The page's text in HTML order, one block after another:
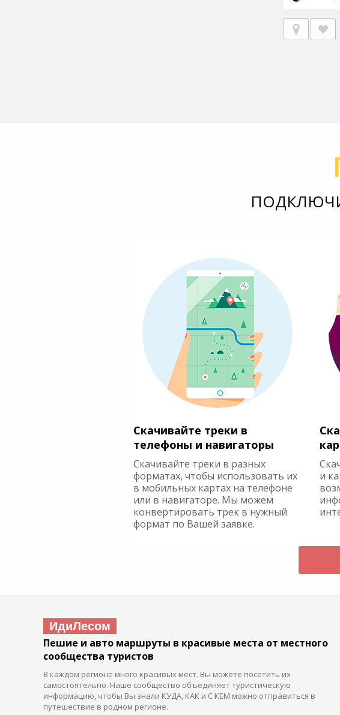
Скачивайте треки в
телефоны и навигаторы
Скачивайте треки в разных
форматах, чтобы использовать их
в мобильных картах на телефоне
или в навигаторе. Мы можем
конвертировать трек в нужный
формат по Вашей заявке.
и
ИдиЛесом
Пешие и авто маршруты в красивые места от местного
сообщества туристов
В каждом регионе много красивых мест. Вы можете посетить их
самостоятельно. Наше сообщество объединяет туристическую
информацию, чтобы Вы знали КУДА, КАК и С КЕМ можно отправиться в
путешествие в родном регионе.